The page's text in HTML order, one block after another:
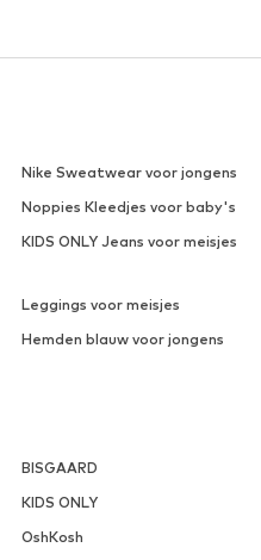
Nike Sweatwear voor jongens
Noppies Kleedjes voor baby's
KIDS ONLY Jeans voor meisjes
Leggings voor meisjes
Hemden blauw voor jongens
BISGAARD
KIDS ONLY
OshKosh